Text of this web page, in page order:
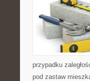
przypadku
pod zastaw